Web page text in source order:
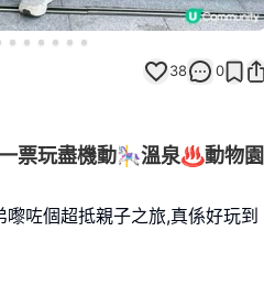
38 0
票玩盡機動🎠溫泉♨️動物園
咗個超抵親子之旅,真係好玩到